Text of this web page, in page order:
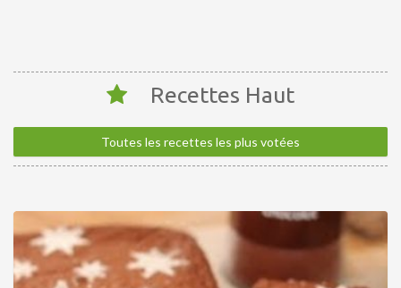
Recettes Haut
Toutes les recettes les plus votées